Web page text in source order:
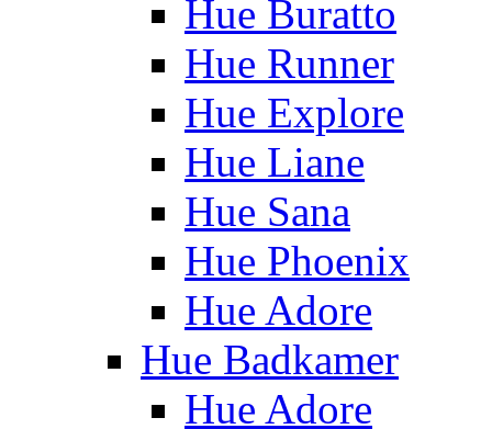
Hue Buratto
Hue Runner
Hue Explore
Hue Liane
Hue Sana
Hue Phoenix
Hue Adore
Hue Badkamer
Hue Adore